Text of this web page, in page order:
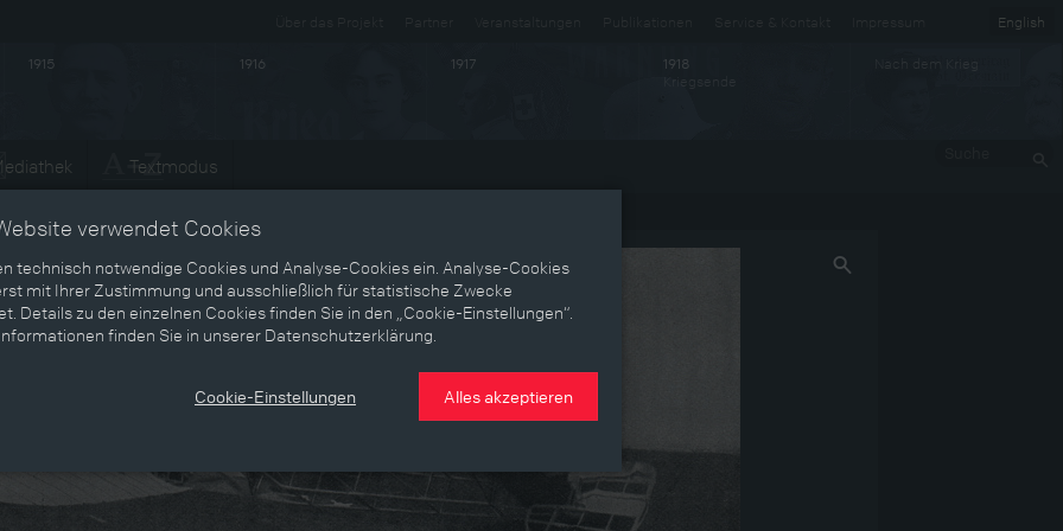
English
1915 1916 1917 1918
Textmodus
verwendet Cookies
technisch notwendige Cookies und Analyse-Cookies ein. Analyse-Cookies
mit Ihrer Zustimmung und ausschließlich für statistische Zwecke
Details zu den einzelnen Cookies finden Sie in den „Cookie-Einstellungen“.
finden Sie in unserer Datenschutzerklärung.
Cookie-Einstellungen Alles akzeptieren